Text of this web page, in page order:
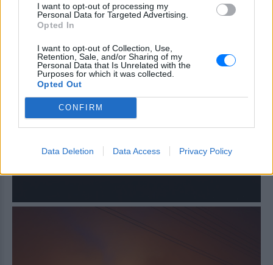
I want to opt-out of processing my
Personal Data for Targeted Advertising.
Opted In
I want to opt-out of Collection, Use,
Retention, Sale, and/or Sharing of my
Personal Data that Is Unrelated with the
Purposes for which it was collected.
Opted Out
CONFIRM
Data Deletion Data Access Privacy Policy